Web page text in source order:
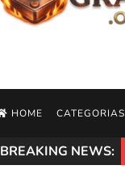
HOME CATEGORIAS
BREAKING NEWS: